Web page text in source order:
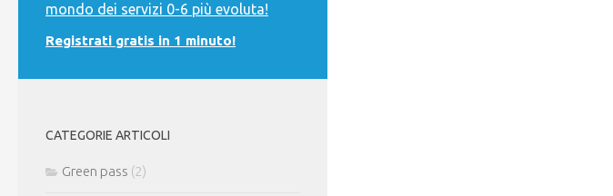
mondo dei servizi 0-6 più evoluta!
Registrati gratis in 1 minuto!
CATEGORIE ARTICOLI
Green pass (2)